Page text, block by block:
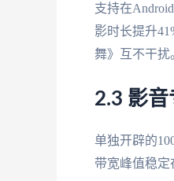
支持在
影时长提升
舞》互不干扰
2.3 影
单独开辟的
带宽峰值稳定